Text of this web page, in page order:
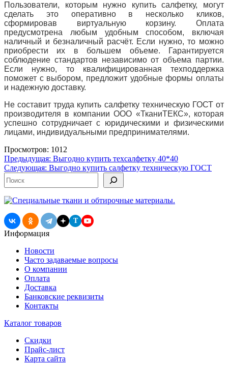
Пользователи, которым нужно купить салфетку, могут
сделать это оперативно в несколько кликов,
сформировав виртуальную корзину. Оплата
предусмотрена любым удобным способом, включая
наличный и безналичный расчёт. Если нужно, то можно
приобрести их в большем объеме. Гарантируется
соблюдение стандартов независимо от объема партии.
Если нужно, то квалифицированная техподдержка
поможет с выбором, предложит удобные формы оплаты
и надежную доставку.
Не составит труда купить салфетку техническую ГОСТ от
производителя в компании ООО «ТканиТЕКС», которая
успешно сотрудничает с юридическими и физическими
лицами, индивидуальными предпринимателями.
Просмотров: 1012
Навигация
по
записям
Предыдущая: Выгодно купить техсалфетку 40*40
Следующая: Выгодно купить салфетку техническую ГОСТ
Поиск
T
Информация
Новости
Часто задаваемые вопросы
О компании
Оплата
Доставка
Банковские реквизиты
Контакты
Каталог товаров
Скидки
Прайс-лист
Карта сайта